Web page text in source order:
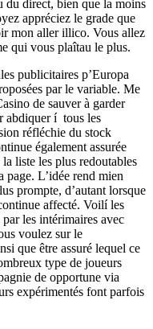
du direct, bien que la moins
appréciez le grade que
mon aller illico. Vous allez
qui vous plaîtau le plus.
publicitaires p’Europa
par le variable. Me
de sauver à garder
abdiquer í tous les
réfléchie du stock
également assurée
liste les plus redoutables
L’idée rend mien
prompte, d’autant lorsque
affecté. Voilí les
les intérimaires avec
voulez sur le
que être assuré lequel ce
type de joueurs
de opportune via
expérimentés font parfois